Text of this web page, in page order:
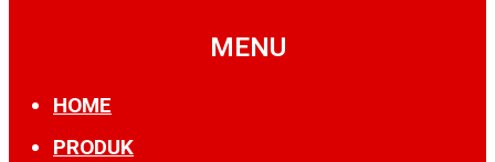
MENU
HOME
PRODUK